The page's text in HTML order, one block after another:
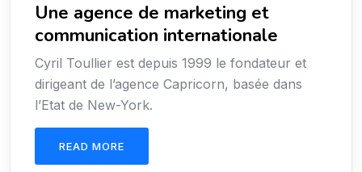
Une agence de marketing et
communication internationale
Cyril Toullier est depuis 1999 le fondateur et
dirigeant de l’agence Capricorn, basée dans
l’Etat de New-York.
READ MORE